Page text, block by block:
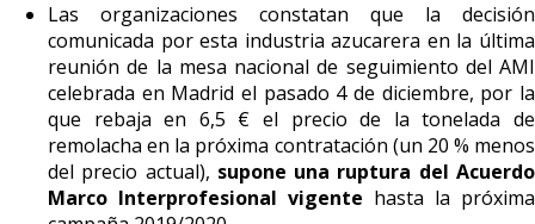
Las organizaciones constatan que la decisión
comunicada por esta industria azucarera en la última
reunión de la mesa nacional de seguimiento del AMI
celebrada en Madrid el pasado 4 de diciembre, por la
que rebaja en 6,5 € el precio de la tonelada de
remolacha en la próxima contratación (un 20 % menos
del precio actual), supone una ruptura del Acuerdo
Marco Interprofesional vigente hasta la próxima